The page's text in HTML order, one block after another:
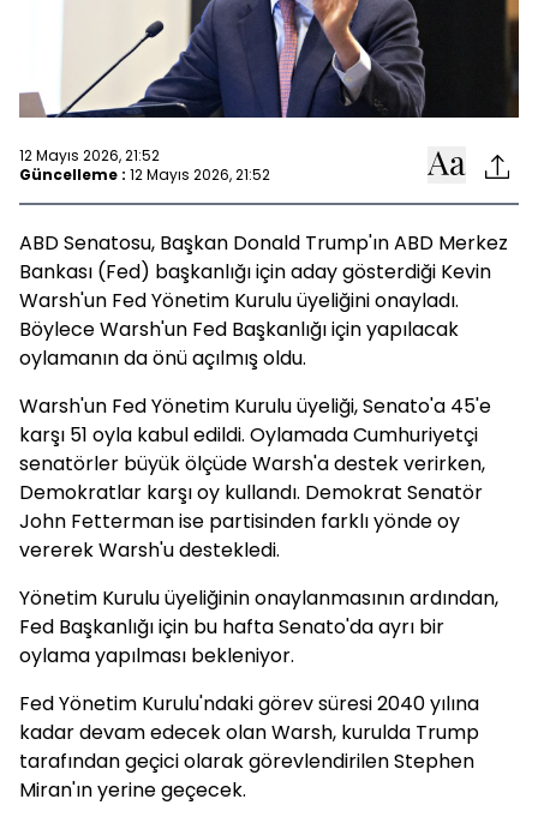
12 Mayıs 2026, 21:52
Güncelleme : 12 Mayıs 2026, 21:52
ABD Senatosu, Başkan Donald Trump'ın ABD Merkez
Bankası (Fed) başkanlığı için aday gösterdiği Kevin
Warsh'un Fed Yönetim Kurulu üyeliğini onayladı.
Böylece Warsh'un Fed Başkanlığı için yapılacak
oylamanın da önü açılmış oldu.
Warsh'un Fed Yönetim Kurulu üyeliği, Senato'a 45'e
karşı 51 oyla kabul edildi. Oylamada Cumhuriyetçi
senatörler büyük ölçüde Warsh'a destek verirken,
Demokratlar karşı oy kullandı. Demokrat Senatör
John Fettermanise partisinden farklı yönde oy
vererek Warsh'u destekledi.
Yönetim Kurulu üyeliğinin onaylanmasının ardından,
Fed Başkanlığı için bu hafta Senato'da ayrı bir
oylama yapılması bekleniyor.
Fed Yönetim Kurulu'ndaki görev süresi 2040 yılına
kadar devam edecek olan Warsh, kurulda Trump
tarafından geçici olarak görevlendirilenStephen
Miran'ın yerine geçecek.